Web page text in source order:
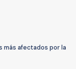
más afectados por la